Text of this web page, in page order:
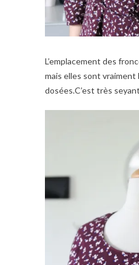
L’emplacement des
mais elles sont vraiment
dosées.C’est très